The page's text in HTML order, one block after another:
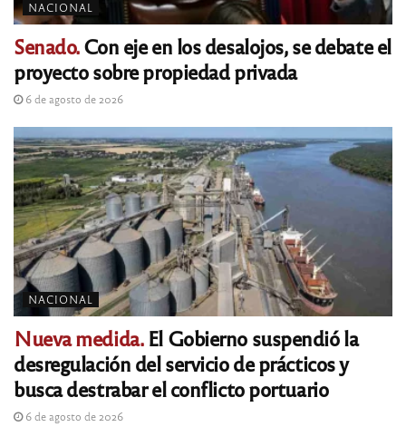
NACIONAL
Senado.Con eje en los desalojos, se debate el
proyecto sobre propiedad privada
6 de agosto de 2026
NACIONAL
Nueva medida.El Gobierno suspendió la
desregulación del servicio de prácticos y
busca destrabar el conflicto portuario
6 de agosto de 2026